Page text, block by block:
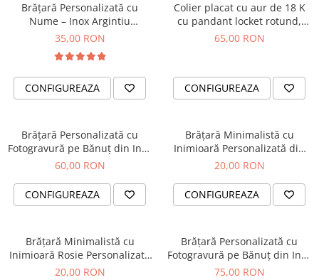
Brățară Personalizată cu
Nume – Inox Argintiu
Waterproof, pentru copii sau
35,00 RON
CONFIGUREAZA
Colier placat cu aur de 18 K
cu pandant locket rotund,
personalizat cu fotografie
65,00 RON
CONFIGUREAZA
Brățară Personalizată cu
Fotogravură pe Bănuț din Inox
Argintiu 304 – Cristale Negre,
60,00 RON
CONFIGUREAZA
Brățară Minimalistă cu
Inimioară Personalizată din
Inox Auriu IP, Waterproof
20,00 RON
CONFIGUREAZA
Brățară Minimalistă cu
Inimioară Rosie Personalizată
din Inox Auriu IP, Waterproof
20,00 RON
Brățară Personalizată cu
Fotogravură pe Bănuț din Inox
Argintiu 304 și Onix Negru
75,00 RON